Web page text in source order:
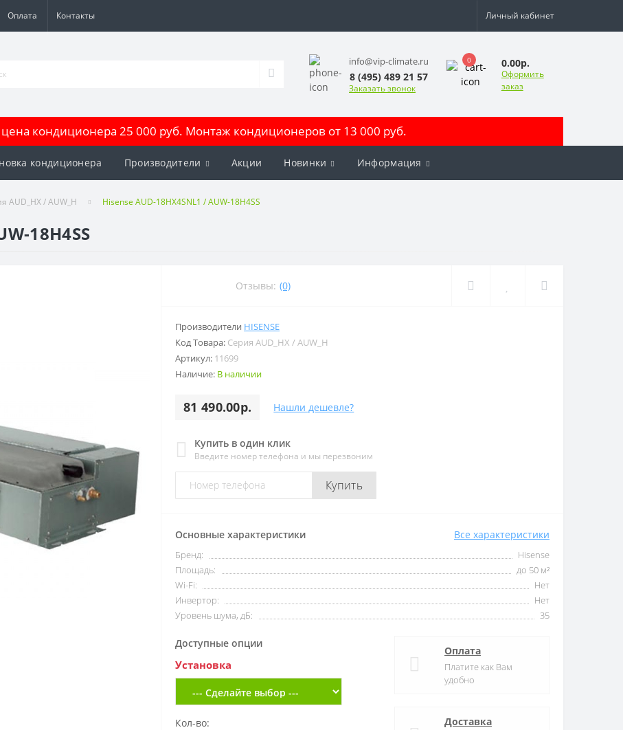
Оплата Контакты Личный кабинет
info@vip-climate.ru
8 (495) 489 21 57
Заказать звонок
0 0.00р.
Оформить
заказ
кондиционера 25 000 руб. Монтаж кондиционеров от 13 000 руб.
кондиционера Производители Акции Новинки Информация
AUD_HX / AUW_H Hisense AUD-18HX4SNL1 / AUW-18H4SS
18H4SS
Отзывы: (0)
Производители HISENSE
Код Товара: Серия AUD_HX / AUW_H
Артикул: 11699
Наличие: В наличии
81 490.00р. Нашли дешевле?
Купить в один клик
Введите номер телефона и мы перезвоним
Купить
Основные характеристики Все характеристики
Бренд:
Hisense
Площадь:
до 50 м²
Wi-Fi:
Нет
Инвертор:
Нет
Уровень шума, дБ:
35
Доступные опции
Установка
Кол-во:
Оплата
Платите как Вам
удобно
Доставка